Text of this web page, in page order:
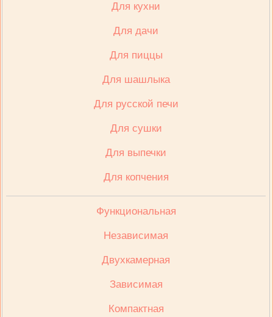
Для кухни
Для дачи
Для пиццы
Для шашлыка
Для русской печи
Для сушки
Для выпечки
Для копчения
Функциональная
Независимая
Двухкамерная
Зависимая
Компактная